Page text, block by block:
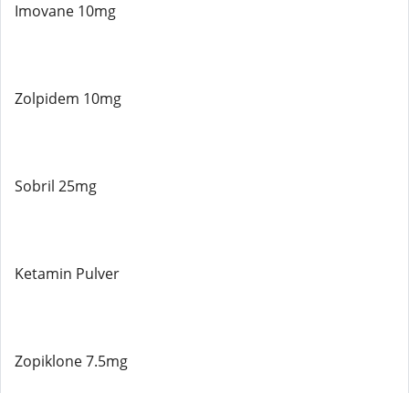
Imovane 10mg
Zolpidem 10mg
Sobril 25mg
Ketamin Pulver
Zopiklone 7.5mg